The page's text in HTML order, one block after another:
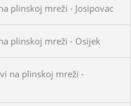
plinskoj mreži - Josipovac
plinskoj mreži - Osijek
na plinskoj mreži -